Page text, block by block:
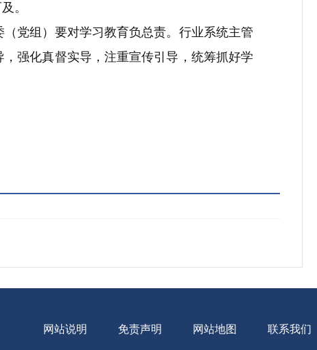
。
党组）要对学习教育负总责。行业系统主管
强化真督实导，注重宣传引导，统筹抓好学
联系我们
网站地图
免责声明
网站说明